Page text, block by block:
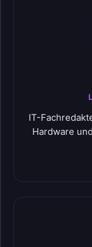
IT-
Hardware